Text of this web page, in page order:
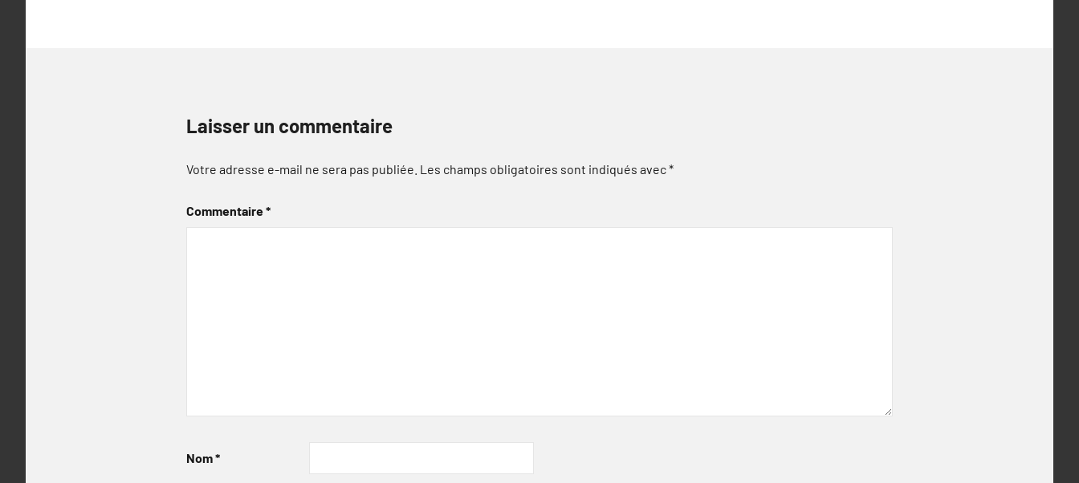
Laisser un commentaire
Votre adresse e-mail ne sera pas publiée. Les champs obligatoires sont indiqués avec*
Commentaire*
Nom*